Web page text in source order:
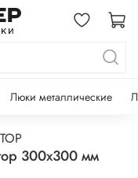
Люки металлические
300х300 мм